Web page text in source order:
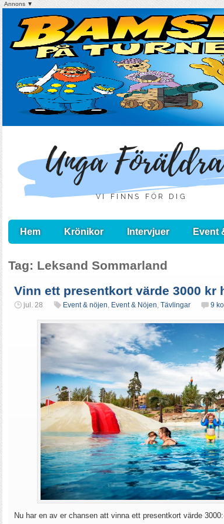
Annons ▼
Hem Krönikor Intervjuer Event
Tag: Leksand Sommarland
Vinn ett presentkort värde 3000 kr
jul. 28 Event & nöjen, Event & Nöjen, Tävlingar 9
Nu har en av er chansen att vinna ett presentkort värde